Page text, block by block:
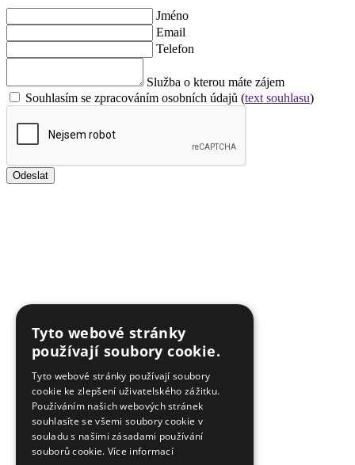
Jméno
Email
Telefon
Služba o kterou máte zájem
Souhlasím se zpracováním osobních údajů (text souhlasu)
Odeslat
Tyto webové stránky
používají soubory cookie.
Tyto webové stránky používají soubory
cookie ke zlepšení uživatelského zážitku.
Používáním našich webových stránek
souhlasíte se všemi soubory cookie v
souladu s našimi zásadami používání
souborů cookie. Více informací